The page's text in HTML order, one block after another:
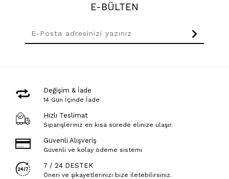
E-BÜLTEN
Değişim & İade
14 Gün İçinde İade
Hızlı Teslimat
Siparişleriniz en kısa sürede elinize ulaşır.
Güvenli Alışveriş
Güvenli ve kolay ödeme sistemi
7 / 24 DESTEK
Öneri ve şikayetlerinizi bize iletebilirsiniz.